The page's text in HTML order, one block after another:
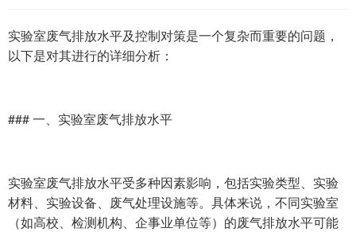
实验室废气排放水平及控制对策是一个复杂而重要的问题，
以下是对其进行的详细分析：
### 一、实验室废气排放水平
实验室废气排放水平受多种因素影响，包括实验类型、实验
材料、实验设备、废气处理设施等。具体来说，不同实验室
（如高校、检测机构、企事业单位等）的废气排放水平可能